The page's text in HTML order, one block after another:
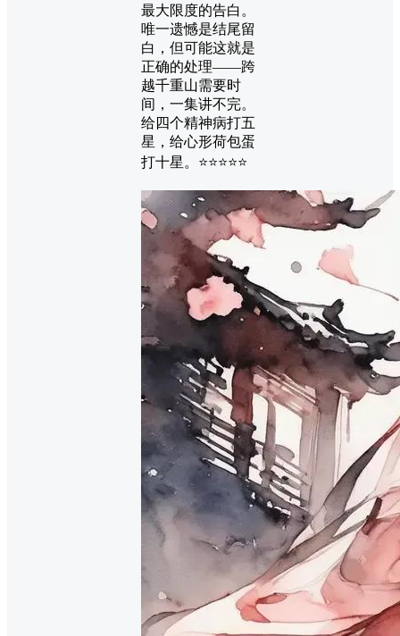
最大限度的告白。
唯一遗憾是结尾留
白，但可能这就是
正确的处理——跨
越千重山需要时
间，一集讲不完。
给四个精神病打五
星，给心形荷包蛋
打十星。⭐⭐⭐⭐⭐